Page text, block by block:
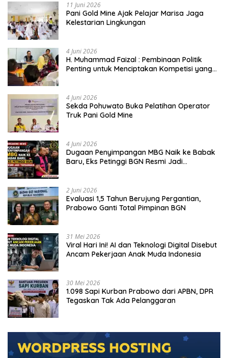
11 Juni 2026
Pani Gold Mine Ajak Pelajar Marisa Jaga
Kelestarian Lingkungan
4 Juni 2026
H. Muhammad Faizal : Pembinaan Politik
Penting untuk Menciptakan Kompetisi yang
4 Juni 2026
Sekda Pohuwato Buka Pelatihan Operator
Truk Pani Gold Mine
4 Juni 2026
Dugaan Penyimpangan MBG Naik ke Babak
Baru, Eks Petinggi BGN Resmi Jadi
2 Juni 2026
Evaluasi 1,5 Tahun Berujung Pergantian,
Prabowo Ganti Total Pimpinan BGN
31 Mei 2026
Viral Hari Ini! AI dan Teknologi Digital Disebut
Ancam Pekerjaan Anak Muda Indonesia
30 Mei 2026
1.098 Sapi Kurban Prabowo dari APBN, DPR
Tegaskan Tak Ada Pelanggaran